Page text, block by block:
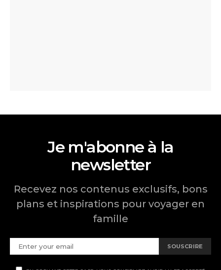
Je m'abonne à la
newsletter
Recevez nos contenus exclusifs, bons
plans et inspirations pour voyager en
famille
SOUSCRIRE